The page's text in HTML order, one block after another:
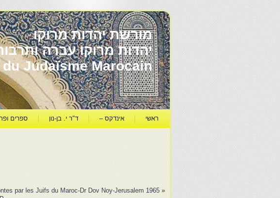
מורשת יהדות מרוקו
Judaïsme Marocain
ראשי אינדקס – ד"ר י. בן-נון ספרים
«
par les Juifs du Maroc-Dr Dov Noy-Jerusalem 1965